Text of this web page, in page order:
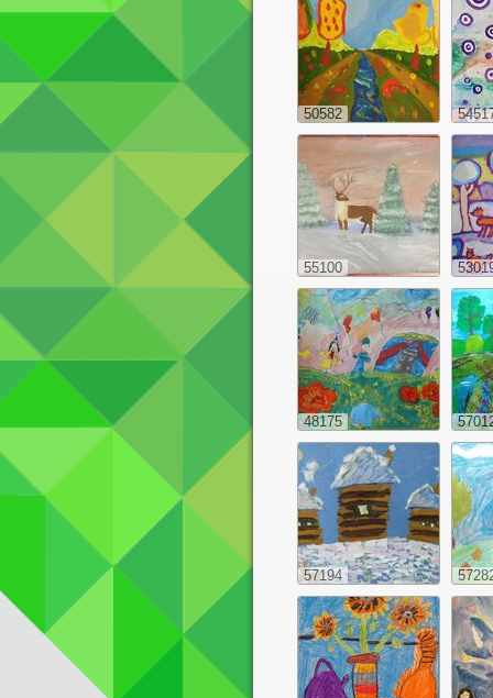
50582
55100
48175
57194